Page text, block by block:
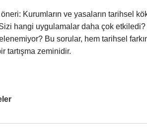
Kurumların ve yasaların tarihsel
Sizi hangi uygulamalar daha çok
Bu sorular, hem tarihsel
tartışma zeminidir.